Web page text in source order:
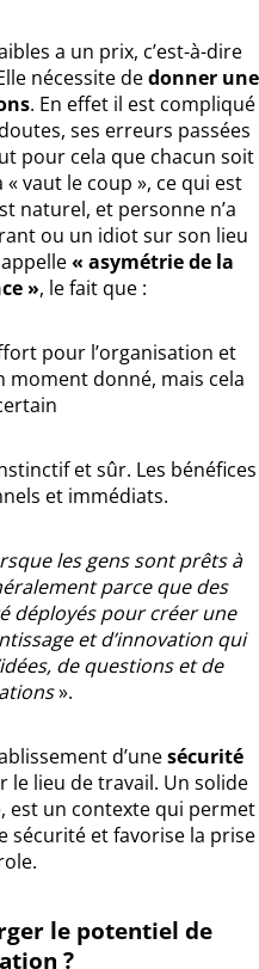
a un prix, c’est-à-dire
nécessite dedonner une
. En effet il est compliqué
ses erreurs passées
pour cela que chacun soit
vaut le coup », ce qui est
naturel, et personne n’a
ou un idiot sur son lieu
« asymétrie de la
», le fait que :
pour l’organisation et
moment donné, mais cela
et sûr. Les bénéfices
et immédiats.
les gens sont prêts à
parce que des
déployés pour créer une
et d’innovation qui
de questions et de
».
d’unesécurité
le lieu de travail. Un solide
est un contexte qui permet
sécurité et favorise la prise
le potentiel de
?